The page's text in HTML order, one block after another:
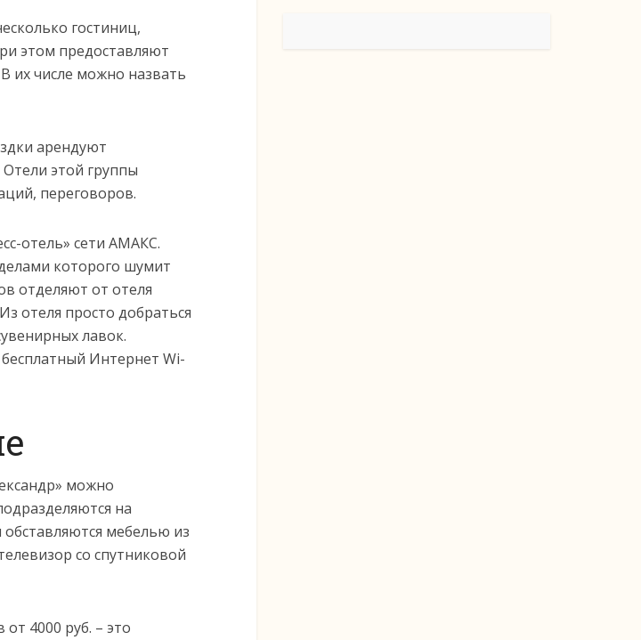
гостиниц,
этом предоставляют
их числе можно назвать
арендуют
этой группы
переговоров.
отель» сети АМАКС.
которого шумит
отделяют от отеля
отеля просто добраться
лавок.
Интернет Wi-
можно
на
мебелью из
со спутниковой
4000 руб. – это